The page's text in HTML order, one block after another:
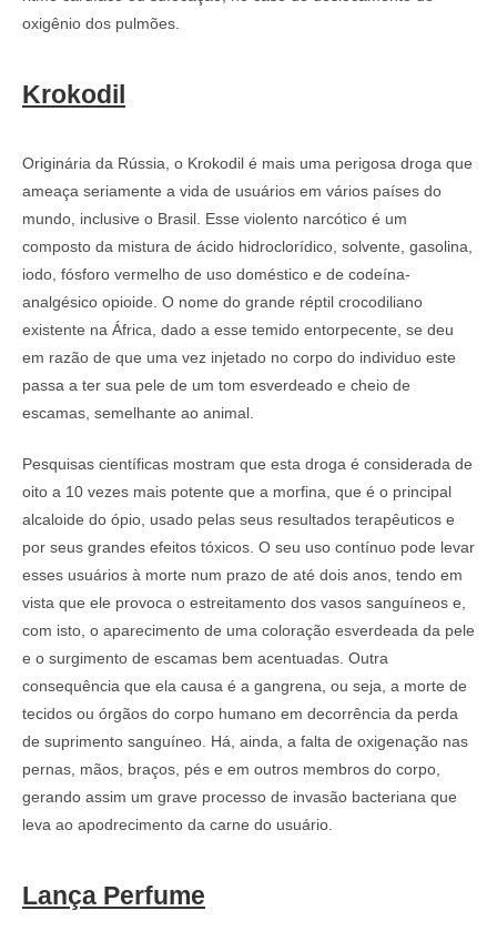
oxigênio dos pulmões.
Krokodil
Originária da Rússia, o Krokodil é mais uma perigosa droga que
ameaça seriamente a vida de usuários em vários países do
mundo, inclusive o Brasil. Esse violento narcótico é um
composto da mistura de ácido hidroclorídico, solvente, gasolina,
iodo, fósforo vermelho de uso doméstico e de codeína-
analgésico opioide. O nome do grande réptil crocodiliano
existente na África, dado a esse temido entorpecente, se deu
em razão de que uma vez injetado no corpo do individuo este
passa a ter sua pele de um tom esverdeado e cheio de
escamas, semelhante ao animal.
Pesquisas científicas mostram que esta droga é considerada de
oito a 10 vezes mais potente que a morfina, que é o principal
alcaloide do ópio, usado pelas seus resultados terapêuticos e
por seus grandes efeitos tóxicos. O seu uso contínuo pode levar
esses usuários à morte num prazo de até dois anos, tendo em
vista que ele provoca o estreitamento dos vasos sanguíneos e,
com isto, o aparecimento de uma coloração esverdeada da pele
e o surgimento de escamas bem acentuadas. Outra
consequência que ela causa é a gangrena, ou seja, a morte de
tecidos ou órgãos do corpo humano em decorrência da perda
de suprimento sanguíneo. Há, ainda, a falta de oxigenação nas
pernas, mãos, braços, pés e em outros membros do corpo,
gerando assim um grave processo de invasão bacteriana que
leva ao apodrecimento da carne do usuário.
Lança Perfume